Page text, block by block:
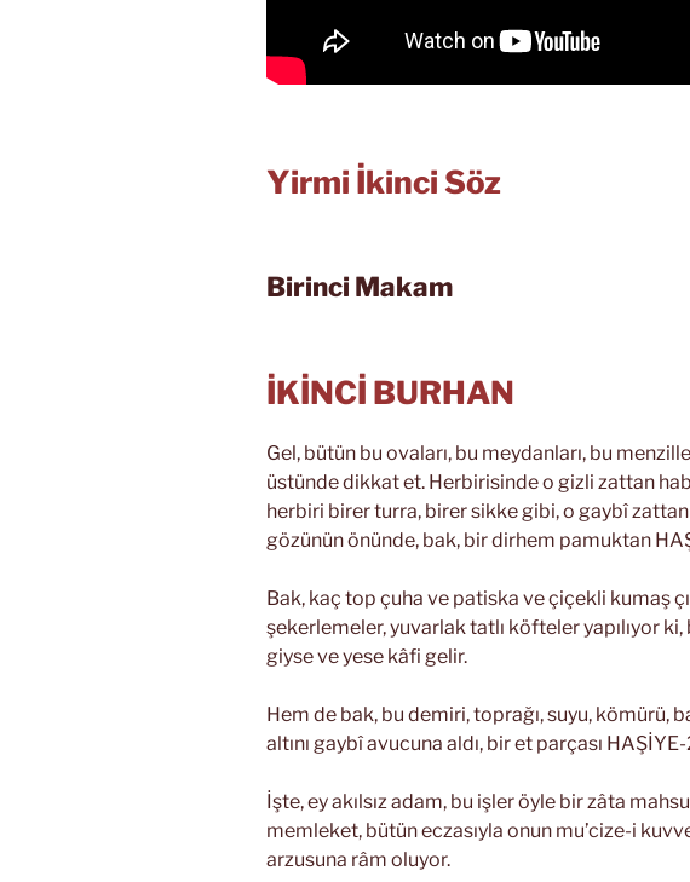
Yirmi İkinci Söz
Birinci Makam
İKİNCİ BURHAN
Gel, bütün bu ovaları, bu meydanları, bu
üstünde dikkat et. Herbirisinde o gizli zattan
herbiri birer turra, birer sikke gibi, o gaybî
gözünün önünde, bak, bir dirhem pamuktan
Bak, kaç top çuha ve patiska ve çiçekli kumaş
şekerlemeler, yuvarlak tatlı köfteler yapılıyor
giyse ve yese kâfi gelir.
Hem de bak, bu demiri, toprağı, suyu, kömürü,
altını gaybî avucuna aldı, bir et parçası
İşte, ey akılsız adam, bu işler öyle bir zâta
memleket, bütün eczasıyla onun mu’cize-i
arzusuna râm oluyor.